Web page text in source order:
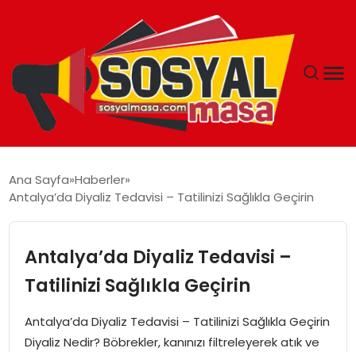
EKONOMI
GÜNCEL
TEKNOLOJI
EĞITIM
Ana Sayfa Haberler
Antalya’da Diyaliz Tedavisi – Tatilinizi Sağlıkla Geçirin
Antalya’da Diyaliz Tedavisi –
Tatilinizi Sağlıkla Geçirin
Antalya’da Diyaliz Tedavisi – Tatilinizi Sağlıkla Geçirin
Diyaliz Nedir? Böbrekler, kanınızı filtreleyerek atık ve